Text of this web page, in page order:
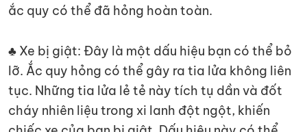
ắc quy có thể đã hỏng hoàn toàn.
♣ Xe bị giật: Đây là một dấu hiệu bạn có thể bỏ
lỡ. Ắc quy hỏng có thể gây ra tia lửa không liên
tục. Những tia lửa lẻ tẻ này tích tụ dần và đốt
cháy nhiên liệu trong xi lanh đột ngột, khiến